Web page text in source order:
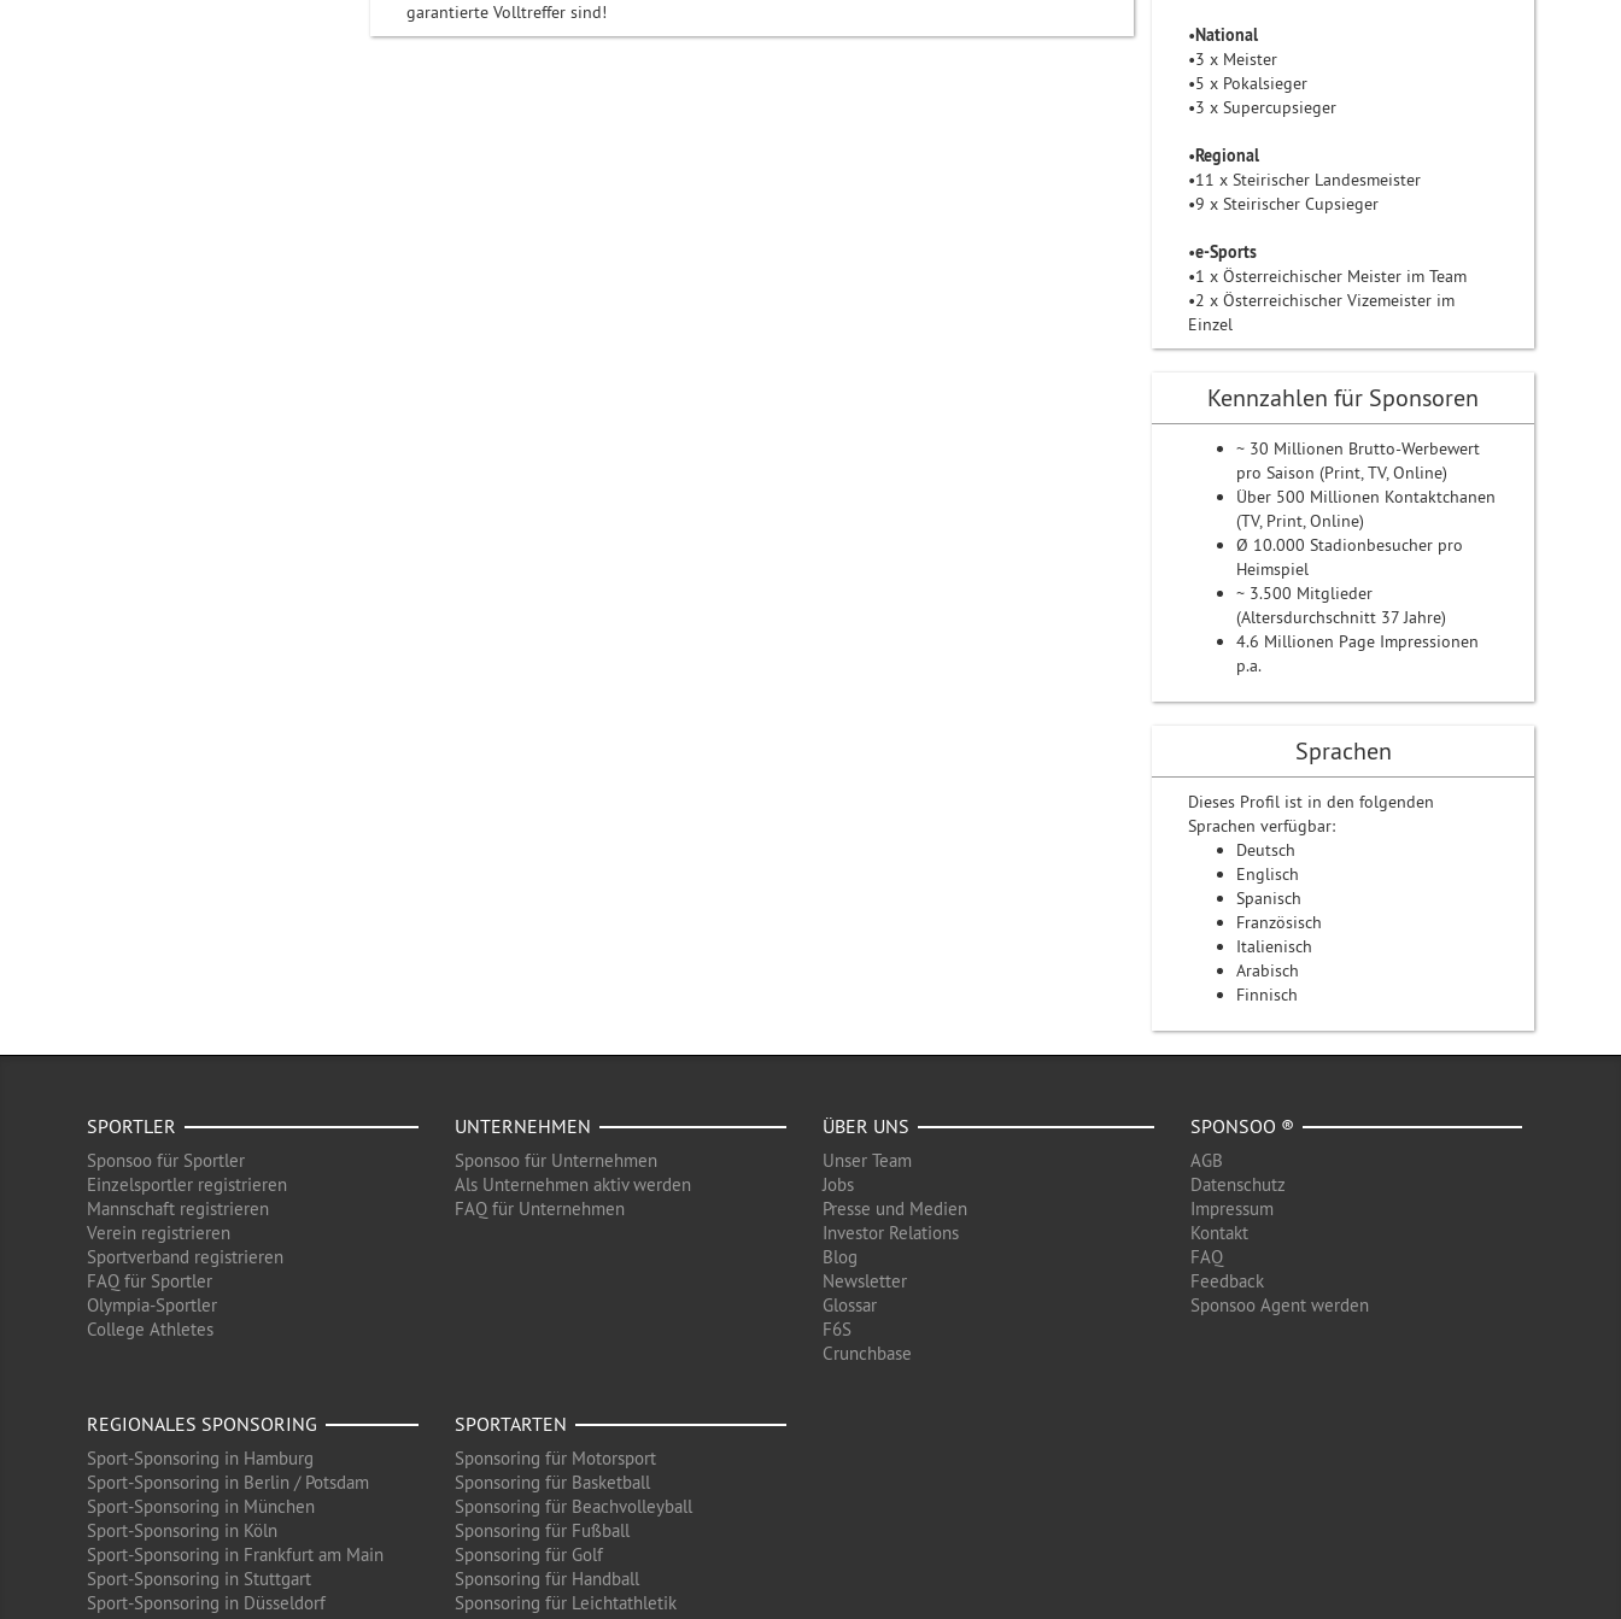
garantierte Volltreffer sind!
•National
•3 x Meister
•5 x Pokalsieger
•3 x Supercupsieger
•Regional
•11 x Steirischer Landesmeister
•9 x Steirischer Cupsieger
•e-Sports
•1 x Österreichischer Meister im Team
•2 x Österreichischer Vizemeister im
Einzel
Kennzahlen für Sponsoren
~ 30 Millionen Brutto-Werbewert
pro Saison (Print, TV, Online)
Über 500 Millionen Kontaktchanen
(TV, Print, Online)
Ø 10.000 Stadionbesucher pro
Heimspiel
~ 3.500 Mitglieder
(Altersdurchschnitt 37 Jahre)
4.6 Millionen Page Impressionen
p.a.
Sprachen
Dieses Profil ist in den folgenden
Sprachen verfügbar:
Deutsch
Englisch
Spanisch
Französisch
Italienisch
Arabisch
Finnisch
SPORTLER
Sponsoo für Sportler
Einzelsportler registrieren
Mannschaft registrieren
Verein registrieren
Sportverband registrieren
FAQ für Sportler
Olympia-Sportler
College Athletes
UNTERNEHMEN
Sponsoo für Unternehmen
Als Unternehmen aktiv werden
FAQ für Unternehmen
ÜBER UNS
Unser Team
Jobs
Presse und Medien
Investor Relations
Blog
Newsletter
Glossar
F6S
Crunchbase
SPONSOO ®
AGB
Datenschutz
Impressum
Kontakt
FAQ
Feedback
Sponsoo Agent werden
REGIONALES SPONSORING
Sport-Sponsoring in Hamburg
Sport-Sponsoring in Berlin / Potsdam
Sport-Sponsoring in München
Sport-Sponsoring in Köln
Sport-Sponsoring in Frankfurt am Main
Sport-Sponsoring in Stuttgart
Sport-Sponsoring in Düsseldorf
SPORTARTEN
Sponsoring für Motorsport
Sponsoring für Basketball
Sponsoring für Beachvolleyball
Sponsoring für Fußball
Sponsoring für Golf
Sponsoring für Handball
Sponsoring für Leichtathletik